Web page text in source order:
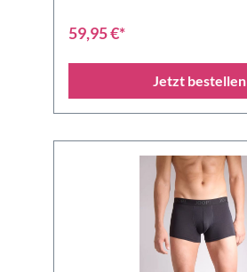
59,95 €*
Jetzt bestellen